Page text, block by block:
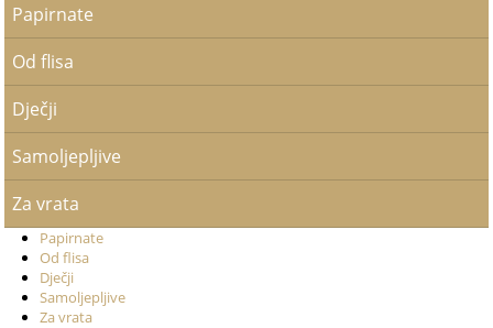
Papirnate
Od flisa
Dječji
Samoljepljive
Za vrata
Papirnate
Od flisa
Dječji
Samoljepljive
Za vrata